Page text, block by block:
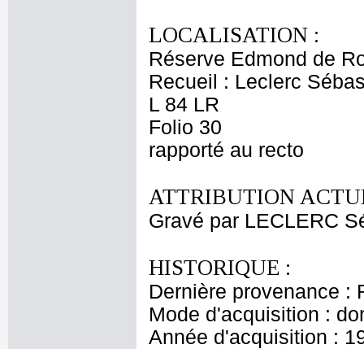
LOCALISATION :
Réserve Edmond de
Recueil : Leclerc
L 84 LR
Folio 30
rapporté au recto
ATTRIBUTION
Gravé par LECLERC
HISTORIQUE :
Dernière provenance :
Mode d'acquisition :
Année d'acquisition :